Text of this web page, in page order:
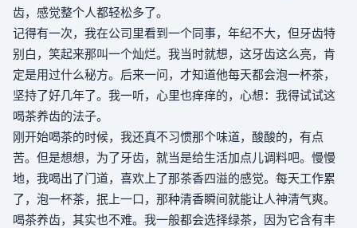
齿，感觉整个人都轻松多了。
记得有一次，我在公司里看到一个同事，年纪不大，但牙齿特
别白，笑起来那叫一个灿烂。我当时就想，这牙齿这么亮，肯
定是用过什么秘方。后来一问，才知道他每天都会泡一杯茶，
坚持了好几年了。我一听，心里也痒痒的，心想：我得试试这
喝茶养齿的法子。
刚开始喝茶的时候，我还真不习惯那个味道，酸酸的，有点
苦。但是想想，为了牙齿，就当是给生活加点儿调料吧。慢慢
地，我喝出了门道，喜欢上了那茶香四溢的感觉。每天工作累
了，泡一杯茶，抿上一口，那种清香瞬间就能让人神清气爽。
喝茶养齿，其实也不难。我一般都会选择绿茶，因为它含有丰